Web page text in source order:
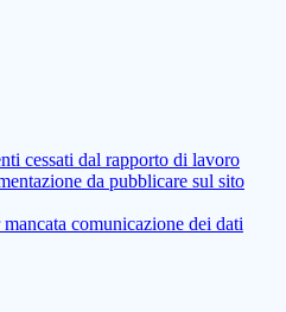
cessati dal rapporto di lavoro
da pubblicare sul sito
comunicazione dei dati